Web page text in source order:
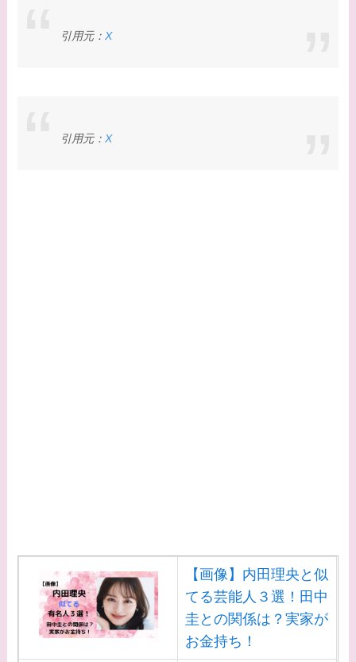
引用元： X
引用元： X
【画像】内田理央と似
てる芸能人３選！田中
圭との関係は？実家が
お金持ち！